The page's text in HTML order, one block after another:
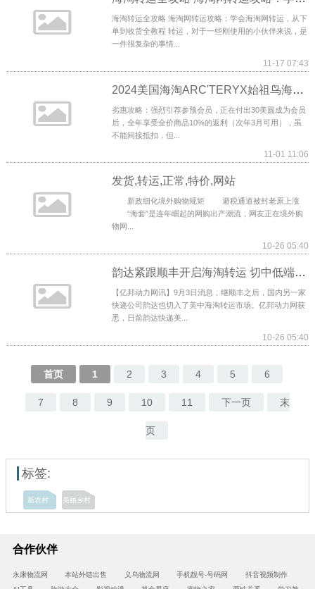
海淘转运全攻略 海淘网转运攻略：学会海淘网转运，从下
单到收货全教程 转运，对于一些刚使用的小伙伴来说，是
一件很复杂的事情...
11-17 07:43
2024美国海淘ARC'TERYX始祖鸟海淘攻略
劣惠攻略：强烈引荐参预会员，正在付出30美圆成为会员
后，全年享受全价商品10%的返利（次年3月可用），虽
不能间接抵扣，但...
11-01 11:06
发货,转运,正常,特价,网站
新政细化境外购物规矩 避税通道被封老原上涨
“海套”是连年崛起的网购出产潮流，网友正在境外购
物网...
10-26 05:40
韵达紧跟顺丰开启海淘转运 切中低端市场
【亿邦动力网讯】9月3日消息，继顺丰之后，国内另一家
快递公司韵达也切入了美中海淘转运市场。亿邦动力网获
悉，日前韵达快递美...
10-26 05:40
首页 1 2 3 4 5 6
7 8 9 10 11 下一页 末
页
标签:
新农村 美丽乡村
合作伙伴
永康物流网 本站外链出售 义乌物流网 手机靓号-号码网
抖音视频制作